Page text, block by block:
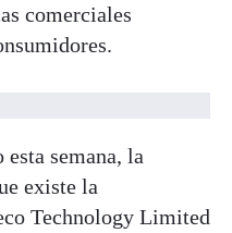
comerciales
semana, la
existe la
Technology Limited